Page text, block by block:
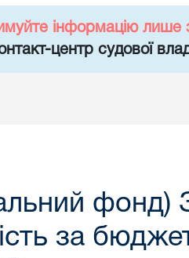
інформацію лише
центр судової
фонд)
за